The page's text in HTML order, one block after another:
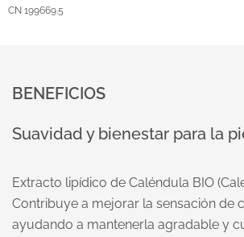
CN 199669.5
BENEFICIOS
Suavidad y bienestar para la
Extracto lipídico de Caléndula BIO
Contribuye a mejorar la sensación de
ayudando a mantenerla agradable y